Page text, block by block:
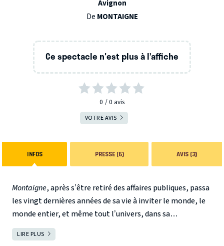
Avignon
De MONTAIGNE
Ce spectacle n'est plus à l’affiche
0 0 avis
VOTRE AVIS
INFOS PRESSE (6) AVIS (3)
Montaigne, après s’être retiré des affaires publiques, passa
les vingt dernières années de sa vie à inviter le monde, le
monde entier, et même tout l’univers, dans sa
bibliothèque, afin de se mesurer aussi justement que
possible à cette immensité.
LIRE PLUS